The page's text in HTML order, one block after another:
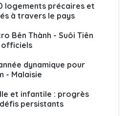
logements précaires et
à travers le pays
Bên Thành - Suôi Tiên
officiels
dynamique pour
- Malaisie
et infantile : progrès
persistants